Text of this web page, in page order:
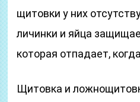
щитовки у них
личинки и яйца
которая отпадает,
Щитовка и